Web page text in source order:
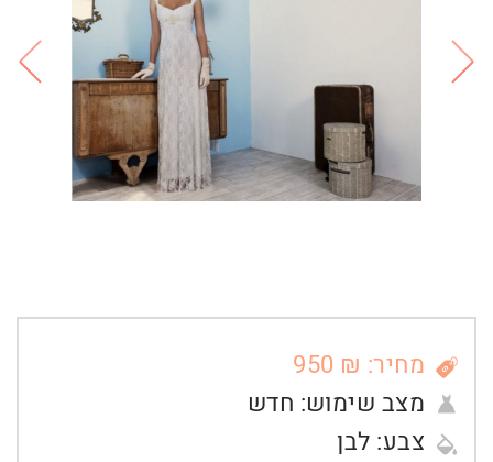
מחיר: ₪ 950
מצב שימוש: חדש
צבע: לבן